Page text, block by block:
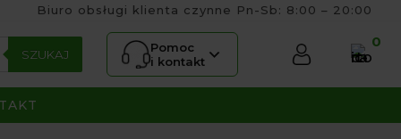
Biuro obsługi klienta czynne Pn-Sb: 8:00 – 20:00
SZUKAJ
Pomoc
i kontakt
0